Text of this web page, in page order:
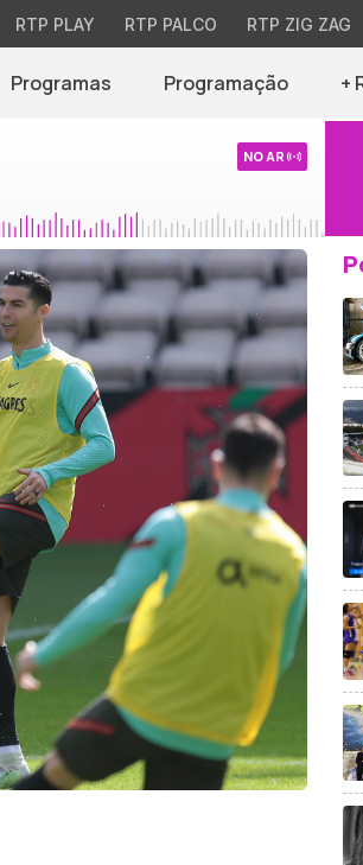
RTP PLAY RTP PALCO RTP ZIG ZAG
Programas Programação +
NO AR